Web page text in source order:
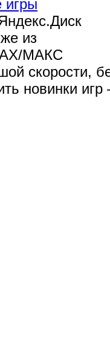
игры
из
МАКС
скорости,
новинки